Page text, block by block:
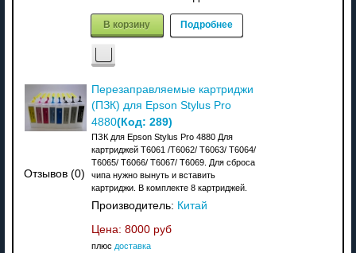
В корзину Подробнее
Отзывов (0)
Перезаправляемые картриджи
(ПЗК) для Epson Stylus Pro
4880(Код: 289)
ПЗК для Epson Stylus Pro 4880 Для
картриджей T6061 /T6062/ T6063/ T6064/
T6065/ T6066/ T6067/ T6069. Для сброса
чипа нужно вынуть и вставить
картриджи. В комплекте 8 картриджей.
Производитель: Китай
Цена: 8000 руб
плюс доставка